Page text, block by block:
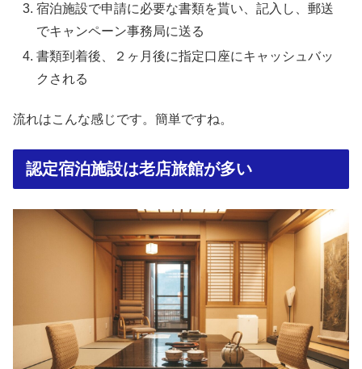
宿泊施設で申請に必要な書類を貰い、記入し、郵送
でキャンペーン事務局に送る
書類到着後、２ヶ月後に指定口座にキャッシュバッ
クされる
流れはこんな感じです。簡単ですね。
認定宿泊施設は老店旅館が多い